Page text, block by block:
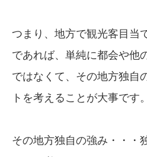
つまり、地方で観光客目当
であれば、単純に都会や他
ではなくて、その地方独自
トを考えることが大事です。
その地方独自の強み・・・